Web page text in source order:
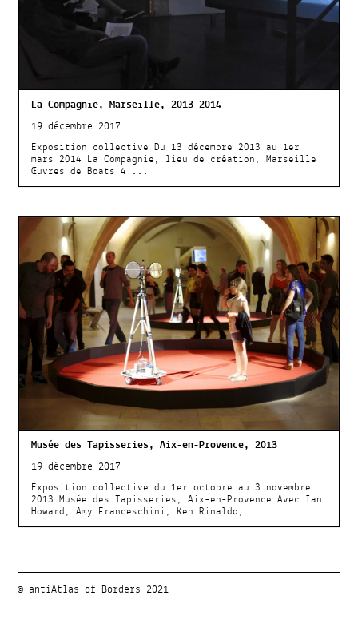
La Compagnie, Marseille, 2013-2014
19 décembre 2017
Exposition collective Du 13 décembre 2013 au 1er
mars 2014 La Compagnie, lieu de création, Marseille
Œuvres de Boats 4 ...
Musée des Tapisseries, Aix-en-Provence, 2013
19 décembre 2017
Exposition collective du 1er octobre au 3 novembre
2013 Musée des Tapisseries, Aix-en-Provence Avec Ian
Howard, Amy Franceschini, Ken Rinaldo, ...
© antiAtlas of Borders 2021